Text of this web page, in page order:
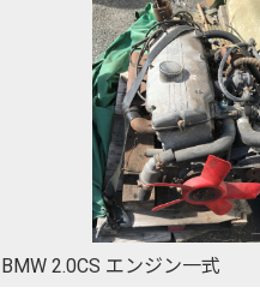
BMW 2.0CS エンジン一式